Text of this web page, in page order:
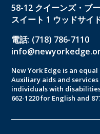
58-12 クイーンズ・ブ
スイート 1 ウッドサイ
電話: (718) 786-7110
New York Edge is an
Auxiliary aids and
individuals with
662-1220 for English and